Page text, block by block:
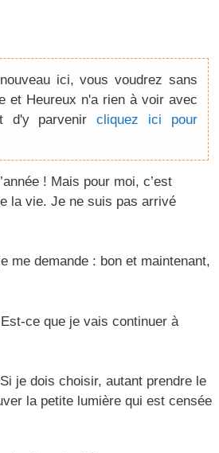
ici, vous voudrez sans
et Heureux n'a rien à voir avec
d'y parvenircliquez ici pour
! Mais pour moi, c’est
la vie. Je ne suis pas arrivé
me demande : bon et maintenant,
ce que je vais continuer à
je dois choisir, autant prendre le
la petite lumière qui est censée